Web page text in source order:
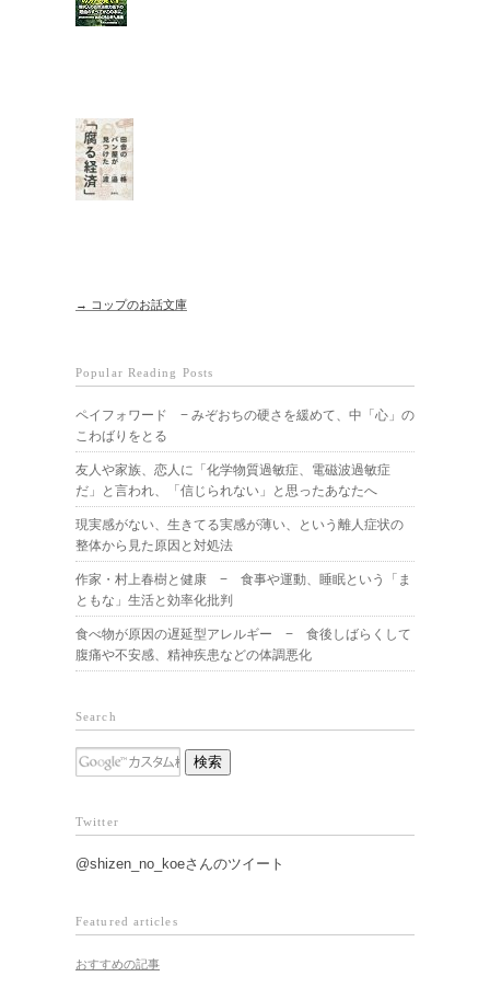
→ コップのお話文庫
Popular Reading Posts
ペイフォワード − みぞおちの硬さを緩めて、中「心」の
こわばりをとる
友人や家族、恋人に「化学物質過敏症、電磁波過敏症
だ」と言われ、「信じられない」と思ったあなたへ
現実感がない、生きてる実感が薄い、という離人症状の
整体から見た原因と対処法
作家・村上春樹と健康 − 食事や運動、睡眠という「ま
ともな」生活と効率化批判
食べ物が原因の遅延型アレルギー − 食後しばらくして
腹痛や不安感、精神疾患などの体調悪化
Search
Twitter
@shizen_no_koeさんのツイート
Featured articles
おすすめの記事